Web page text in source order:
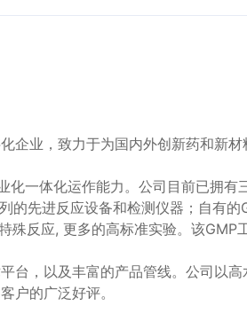
企业，致力于为国内外创新药和新
一体化运作能力。公司目前已拥有
先进反应设备和检测仪器；自有的
反应, 更多的高标准实验。该GMP
台，以及丰富的产品管线。公司以
户的广泛好评。